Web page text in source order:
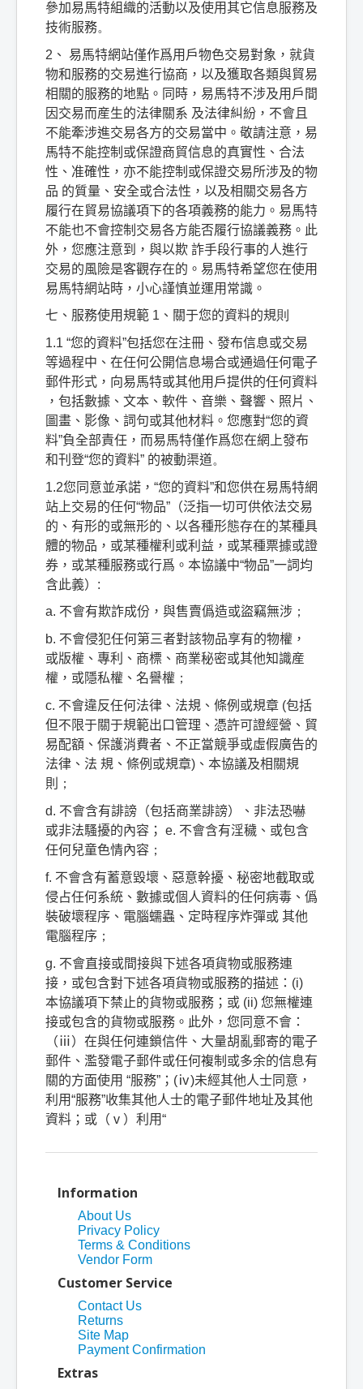
參加易馬特組織的活動以及使用其它信息服務及
技術服務。
2 、 易馬特網站僅作爲用戶物色交易對象，就貨
物和服務的交易進行協商，以及獲取各類與貿易
相關的服務的地點。同時，易馬特不涉及用戶間
因交易而産生的法律關系 及法律糾紛，不會且
不能牽涉進交易各方的交易當中。敬請注意，易
馬特不能控制或保證商貿信息的真實性、合法
性、准確性，亦不能控制或保證交易所涉及的物
品 的質量、安全或合法性，以及相關交易各方
履行在貿易協議項下的各項義務的能力。易馬特
不能也不會控制交易各方能否履行協議義務。此
外，您應注意到，與以欺 詐手段行事的人進行
交易的風險是客觀存在的。易馬特希望您在使用
易馬特網站時，小心謹慎並運用常識。
七、服務使用規範 1 、關于您的資料的規則
1.1 “您的資料”包括您在注冊、發布信息或交易
等過程中、在任何公開信息場合或通過任何電子
郵件形式，向易馬特或其他用戶提供的任何資料
，包括數據、文本、軟件、音樂、聲響、照片、
圖畫、影像、詞句或其他材料。您應對“您的資
料”負全部責任，而易馬特僅作爲您在網上發布
和刊登“您的資料” 的被動渠道。
1.2您同意並承諾， “您的資料”和您供在易馬特網
站上交易的任何“物品” （泛指一切可供依法交易
的、有形的或無形的、以各種形態存在的某種具
體的物品，或某種權利或利益，或某種票據或證
券，或某種服務或行爲。本協議中“物品”一詞均
含此義） :
a. 不會有欺詐成份，與售賣僞造或盜竊無涉 ；
b. 不會侵犯任何第三者對該物品享有的物權，
或版權、專利、商標、商業秘密或其他知識産
權，或隱私權、名譽權 ；
c. 不會違反任何法律、法規、條例或規章 (包括
但不限于關于規範出口管理、憑許可證經營、貿
易配額、保護消費者、不正當競爭或虛假廣告的
法律、法 規、條例或規章) 、本協議及相關規
則
；
d. 不會含有誹謗（包括商業誹謗）、非法恐嚇
或非法騷擾的內容； e. 不會含有淫穢、或包含
任何兒童色情內容 ；
f. 不會含有蓄意毀壞、惡意幹擾、秘密地截取或
侵占任何系統、數據或個人資料的任何病毒、僞
裝破壞程序、電腦蠕蟲、定時程序炸彈或 其他
電腦程序 ；
g. 不會直接或間接與下述各項貨物或服務連
接，或包含對下述各項貨物或服務的描述： (i)
本協議項下禁止的貨物或服務；或 (ii) 您無權連
接或包含的貨物或服務。此外，您同意不會：
（ⅲ）在與任何連鎖信件、大量胡亂郵寄的電子
郵件、濫發電子郵件或任何複制或多余的信息有
關的方面使用 “服務” ； (ⅳ)未經其他人士同意，
利用“服務”收集其他人士的電子郵件地址及其他
資料；或（ⅴ）利用“
Information
About Us
Privacy Policy
Terms & Conditions
Vendor Form
Customer Service
Contact Us
Returns
Site Map
Payment Confirmation
Extras